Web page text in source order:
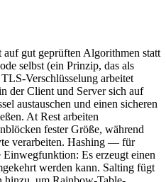
auf gut geprüften Algorithmen statt
selbst (ein Prinzip, das als
Verschlüsselung arbeitet
der Client und Server sich auf
austauschen und einen sicheren
At Rest arbeiten
fester Größe, während
verarbeiten. Hashing — für
Es erzeugt einen
werden kann. Salting fügt